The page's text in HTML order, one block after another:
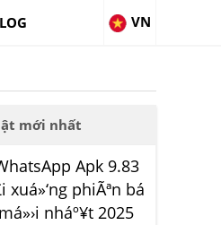
VN
mới nhất
Apk 9.83
xuá»‘ng phiÃªn bá
nháº¥t 2025